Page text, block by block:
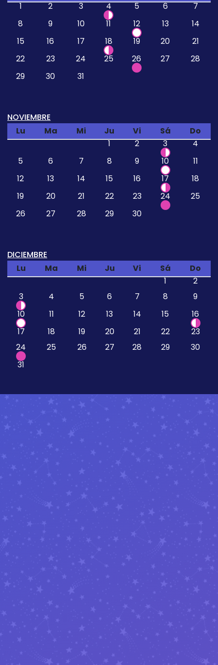
1
2 3 4 5 6
7
8
9 10 11 12 13
14
15
16 17 18 19 20
21
22
23 24 25 26 27
28
29
30 31
NOVIEMBRE
Lu
Ma Mi Ju Vi Sá
Do
1
2 3
4
5
6 7 8 9 10
11
12
13 14 15 16 17
18
19
20 21 22 23 24
25
26
27 28 29 30
DICIEMBRE
Lu
Ma Mi Ju Vi Sá
Do
1
2
3
4 5 6 7 8
9
10
11 12 13 14 15
16
17
18 19 20 21 22
23
24
25 26 27 28 29
30
31